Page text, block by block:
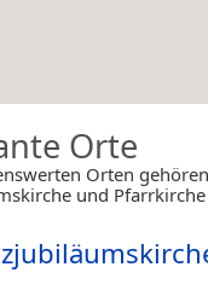
Orte
Orten gehören
und